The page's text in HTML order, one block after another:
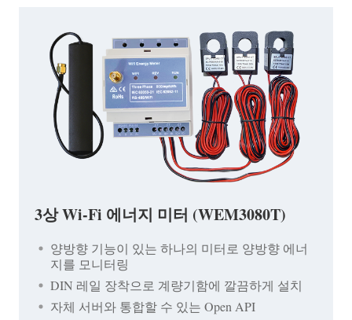
3상 Wi-Fi 에너지 미터 (WEM3080T)
양방향 기능이 있는 하나의 미터로 양방향 에너
지를 모니터링
DIN 레일 장착으로 계량기함에 깔끔하게 설치
자체 서버와 통합할 수 있는 Open API